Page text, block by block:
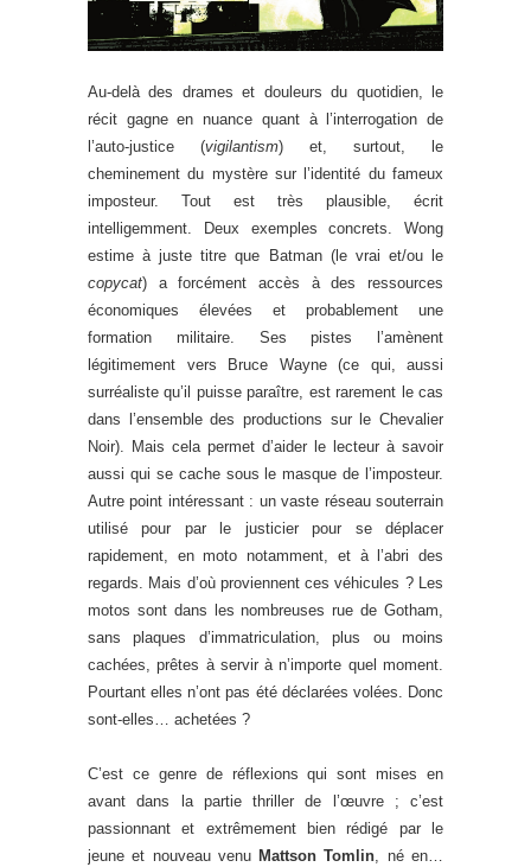
Au-delà des drames et douleurs du quotidien, le
récit gagne en nuance quant à l’interrogation de
l’auto-justice (vigilantism) et, surtout, le
cheminement du mystère sur l’identité du fameux
imposteur. Tout est très plausible, écrit
intelligemment. Deux exemples concrets. Wong
estime à juste titre que Batman (le vrai et/ou le
copycat) a forcément accès à des ressources
économiques élevées et probablement une
formation militaire. Ses pistes l’amènent
légitimement vers Bruce Wayne (ce qui, aussi
surréaliste qu’il puisse paraître, est rarement le cas
dans l’ensemble des productions sur le Chevalier
Noir). Mais cela permet d’aider le lecteur à savoir
aussi qui se cache sous le masque de l’imposteur.
Autre point intéressant : un vaste réseau souterrain
utilisé pour par le justicier pour se déplacer
rapidement, en moto notamment, et à l’abri des
regards. Mais d’où proviennent ces véhicules ? Les
motos sont dans les nombreuses rue de Gotham,
sans plaques d’immatriculation, plus ou moins
cachées, prêtes à servir à n’importe quel moment.
Pourtant elles n’ont pas été déclarées volées. Donc
sont-elles… achetées ?
C’est ce genre de réflexions qui sont mises en
avant dans la partie thriller de l’œuvre ; c’est
passionnant et extrêmement bien rédigé par le
jeune et nouveau venu Mattson Tomlin , né en…